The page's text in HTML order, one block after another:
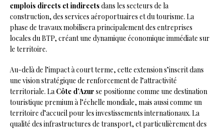
emplois directs et indirects dans les secteurs de la
construction, des services aéroportuaires et du tourisme. La
phase de travaux mobilisera principalement des entreprises
locales du BTP, créant une dynamique économique immédiate sur
le territoire.
Au-delà de l’impact à court terme, cette extension s’inscrit dans
une vision stratégique de renforcement de l’attractivité
territoriale. La Côte d’Azur se positionne comme une destination
touristique premium à l’échelle mondiale, mais aussi comme un
territoire d’accueil pour les investissements internationaux. La
qualité des infrastructures de transport, et particulièrement des